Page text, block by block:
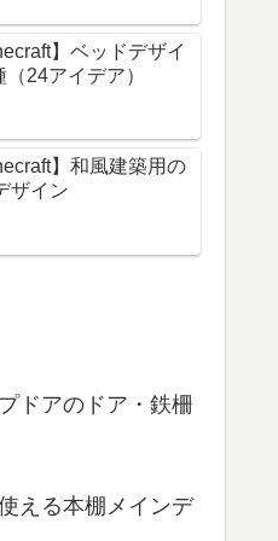
】ベッドデザイ
（24アイデア）
】和風建築用の
ザイン
ドアのドア・鉄柵
える本棚メインデ